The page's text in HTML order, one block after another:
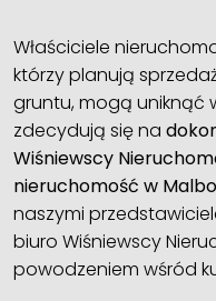
Właściciele
którzy planują
gruntu, mogą uniknąć
zdecydują się na
Wiśniewscy
nieruchomość w
naszymi
biuro Wiśniewscy
powodzeniem wśród